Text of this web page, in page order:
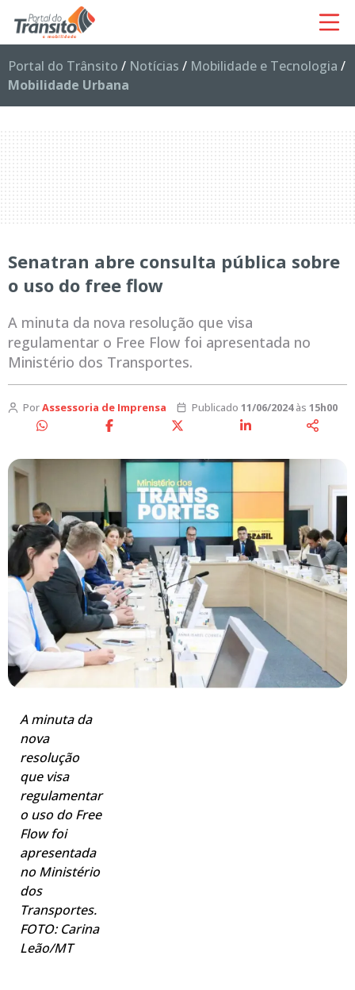
Portal do Trânsito / Notícias / Mobilidade e Tecnologia /
Mobilidade Urbana
Senatran abre consulta pública sobre
o uso do free flow
A minuta da nova resolução que visa
regulamentar o Free Flow foi apresentada no
Ministério dos Transportes.
PorAssessoria de Imprensa Publicado 11/06/2024às 15h00
A minuta da
nova
resolução
que visa
regulamentar
o uso do Free
Flow foi
apresentada
no Ministério
dos
Transportes.
FOTO: Carina
Leão/MT